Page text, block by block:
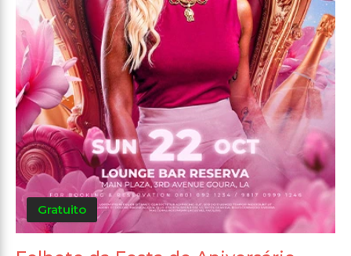
Gratuito